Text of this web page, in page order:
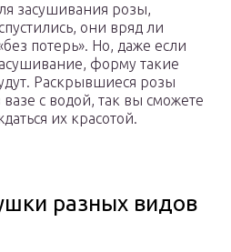
засушивания розы,
они вряд ли
потерь». Но, даже если
форму такие
Раскрывшиеся розы
вазе с водой, так вы сможете
их красотой.
разных видов